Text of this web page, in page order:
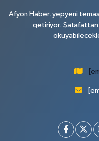
Afyon Haber, yepyeni
getiriyor. Şatafattan